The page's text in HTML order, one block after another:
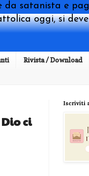
da satanista e
oggi, si deve
Rivista / Download
ci
Iscriviti